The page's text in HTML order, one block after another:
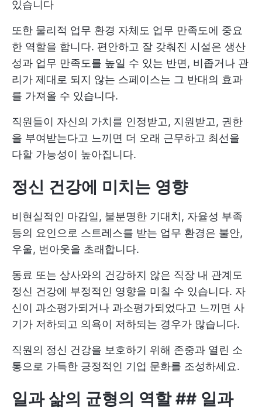
있습니다
또한 물리적 업무 환경 자체도 업무 만족도에 중요
한 역할을 합니다. 편안하고 잘 갖춰진 시설은 생산
성과 업무 만족도를 높일 수 있는 반면, 비좁거나 관
리가 제대로 되지 않는 스페이스는 그 반대의 효과
를 가져올 수 있습니다.
직원들이 자신의 가치를 인정받고, 지원받고, 권한
을 부여받는다고 느끼면 더 오래 근무하고 최선을
다할 가능성이 높아집니다.
정신 건강에 미치는 영향
비현실적인 마감일, 불분명한 기대치, 자율성 부족
등의 요인으로 스트레스를 받는 업무 환경은 불안,
우울, 번아웃을 초래합니다.
동료 또는 상사와의 건강하지 않은 직장 내 관계도
정신 건강에 부정적인 영향을 미칠 수 있습니다. 자
신이 과소평가되거나 과소평가되었다고 느끼면 사
기가 저하되고 의욕이 저하되는 경우가 많습니다.
직원의 정신 건강을 보호하기 위해 존중과 열린 소
통으로 가득한 긍정적인 기업 문화를 조성하세요.
일과 삶의 균형의 역할## 일과